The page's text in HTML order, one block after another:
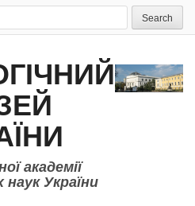
академії
наук України